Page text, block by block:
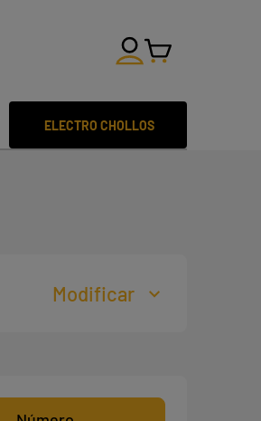
ELECTRO CHOLLOS
Modificar